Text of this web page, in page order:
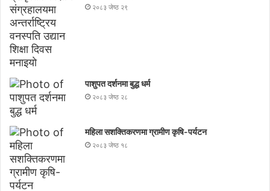
२०८३ जेष्ठ २९
पाशुपत दर्शनमा बुद्ध धर्म​
२०८३ जेष्ठ २८
महिला सशक्तिकरणमा ग्रामीण कृषि-पर्यटन
२०८३ जेष्ठ १८